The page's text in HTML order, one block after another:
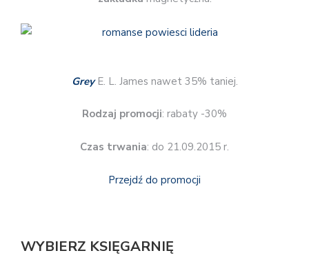
GreyE. L. James nawet 35% taniej.
Rodzaj promocji: rabaty -30%
Czas trwania: do 21.09.2015 r.
Przejdź do promocji
WYBIERZ KSIĘGARNIĘ